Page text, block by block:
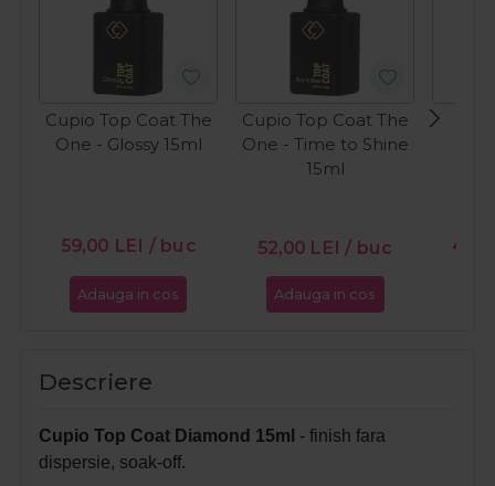
Cupio Top Coat The
One - Glossy 15ml
59,00 LEI / buc
Adauga in cos
Cupio Top Coat The
One - Time to Shine
15ml
52,00 LEI / buc
Adauga in cos
Descriere
Cupio Top Coat Diamond 15ml - finish fara
dispersie, soak-off.